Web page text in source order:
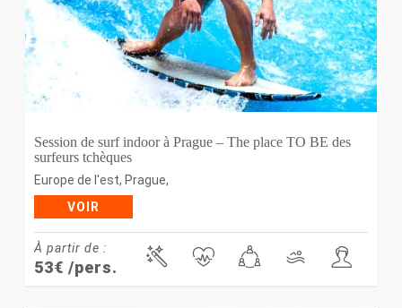
Session de surf indoor à Prague – The place TO BE des
surfeurs tchèques
Europe de l'est, Prague,
VOIR
À partir de :
53€ /pers.